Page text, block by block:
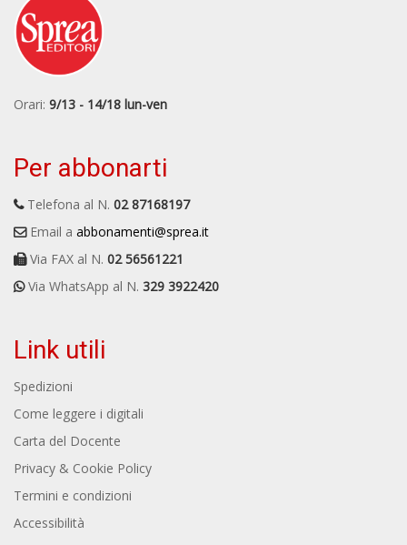
Orari: 9/13 - 14/18 lun-ven
Per abbonarti
Telefona al N. 02 87168197
Email a abbonamenti@sprea.it
Via FAX al N. 02 56561221
Via WhatsApp al N. 329 3922420
Link utili
Spedizioni
Come leggere i digitali
Carta del Docente
Privacy & Cookie Policy
Termini e condizioni
Accessibilità